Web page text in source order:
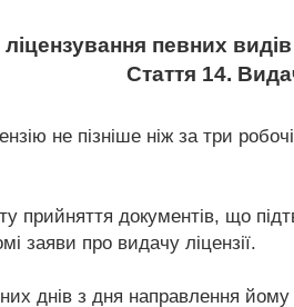
певних
Стаття 14.
не пізніше ніж за три
прийняття документів, що
заяви про видачу ліцензії.
днів з дня направлення